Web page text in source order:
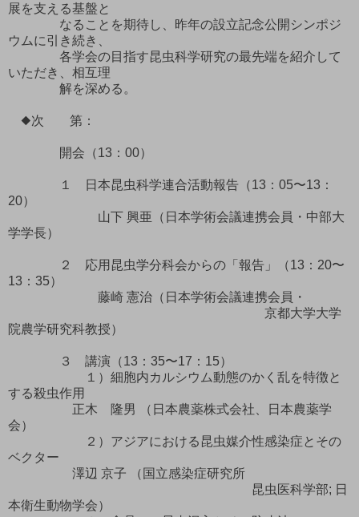
展を支える基盤と
なることを期待し、昨年の設立記念公開シンポジ
ウムに引き続き、
各学会の目指す昆虫科学研究の最先端を紹介して
いただき、相互理
解を深める。
◆次 第：
開会（13：00）
１ 日本昆虫科学連合活動報告（13：05〜13：
20）
山下 興亜（日本学術会議連携会員・中部大
学学長）
２ 応用昆虫学分科会からの「報告」（13：20〜
13：35）
藤崎 憲治（日本学術会議連携会員・
京都大学大学
院農学研究科教授）
３ 講演（13：35〜17：15）
１）細胞内カルシウム動態のかく乱を特徴と
する殺虫作用
正木 隆男 （日本農薬株式会社、日本農薬学
会）
２）アジアにおける昆虫媒介性感染症とその
ベクター
澤辺 京子 （国立感染症研究所
昆虫医科学部; 日
本衛生動物学会）